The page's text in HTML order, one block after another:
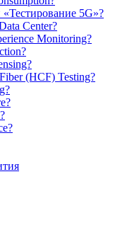
5G»?
Center?
Monitoring?
(HCF) Testing?